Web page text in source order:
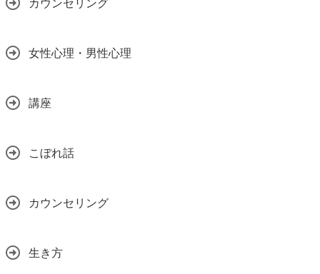
カウンセリング
女性心理・男性心理
講座
こぼれ話
カウンセリング
生き方